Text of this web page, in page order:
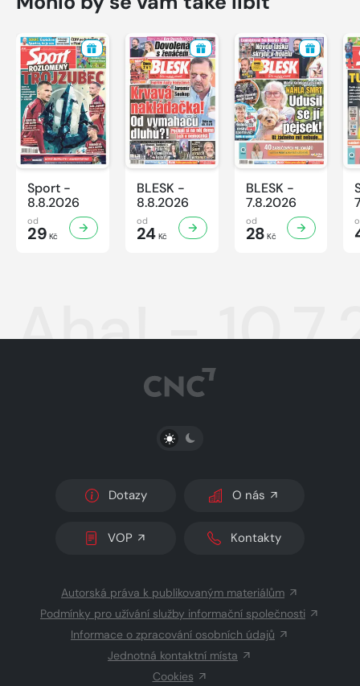
Sport -
8.8.2026
od
29 Kč
BLESK -
8.8.2026
od
24Kč
BLESK -
7.8.2026
od
28 Kč
Aha! -
PŘEPNOUT SVĚTLÝ/TMAVÝ REŽIM
Dotazy O nás
VOP Kontakty
Autorská práva k publikovaným materiálům
Podmínky pro užívání služby informační společnosti
Informace o zpracování osobních údajů
Jednotná kontaktní místa
Cookies